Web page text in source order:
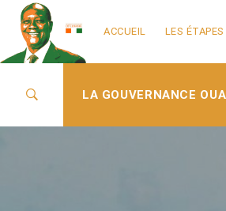
ACCUEIL LES
LA GOUVERNANCE